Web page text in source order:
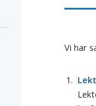
Vi har